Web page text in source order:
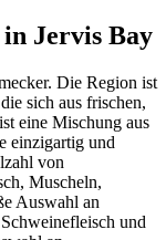
Jervis Bay
Die Region ist
sich aus frischen,
eine Mischung aus
einzigartig und
von
Muscheln,
Auswahl an
und